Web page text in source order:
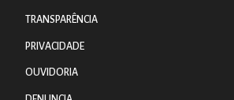
TRANSPARÊNCIA
PRIVACIDADE
OUVIDORIA